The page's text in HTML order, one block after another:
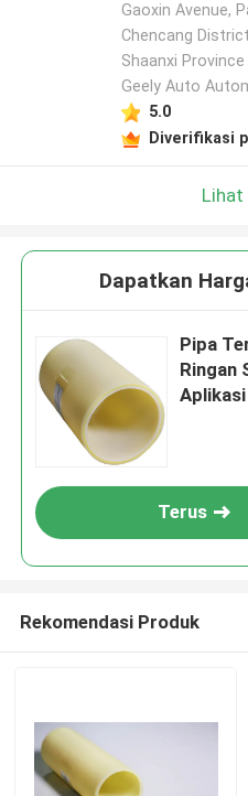
Gaoxin Avenue,
Chencang
Shaanxi
Geely Auto
5.0
Diverifikasi
Lihat
Dapatkan
Pipa
Ringan
Terus
Rekomendasi Produk